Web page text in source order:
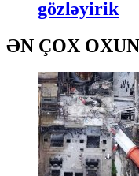
gözləyirik
ƏN ÇOX